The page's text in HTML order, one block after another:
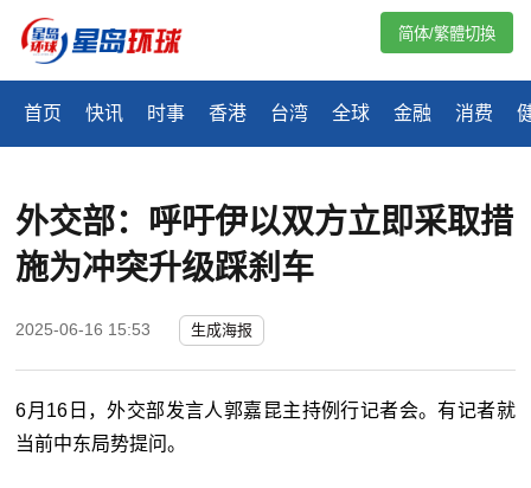
首页 快讯 时事 香港 台湾 全球 金融 消费
简体/繁體切換
外交部：呼吁伊以双方立即采取措
施为冲突升级踩刹车
2025-06-16 15:53 生成海报
6月16日，外交部发言人郭嘉昆主持例行记者会。有记者就
当前中东局势提问。